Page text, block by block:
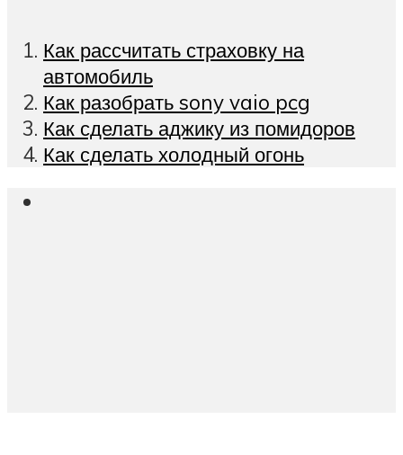
Как рассчитать страховку на
автомобиль
Как разобрать sony vaio pcg
Как сделать аджику из помидоров
Как сделать холодный огонь